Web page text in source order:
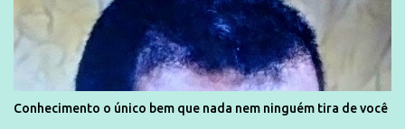
exterior, e não para promover determinadas empresas ou
empresários" Assina a nota o advogado Cristiano Zanin Martins
Conhecimento o único bem que nada nem ninguém tira de você